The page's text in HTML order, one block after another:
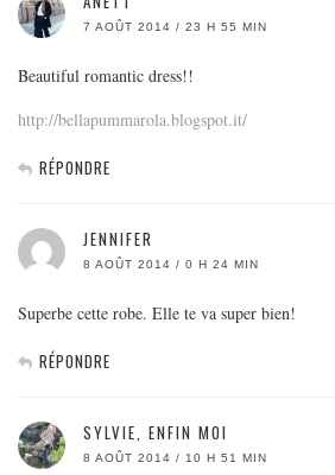
7 AOÛT 2014 / 23 H 55 MIN
Beautiful romantic dress!!
http://bellapummarola.blogspot.it/
RÉPONDRE
JENNIFER
8 AOÛT 2014 / 0 H 24 MIN
Superbe cette robe. Elle te va super bien!
RÉPONDRE
SYLVIE, ENFIN MOI
8 AOÛT 2014 / 10 H 51 MIN